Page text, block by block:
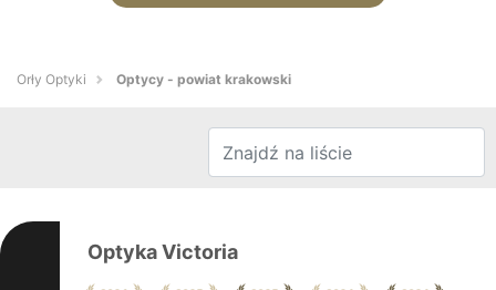
Orły Optyki Optycy - powiat krakowski
Optyka Victoria